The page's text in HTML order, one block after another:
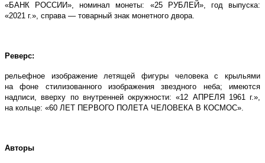
«БАНК РОССИИ», номинал монеты: «25 РУБЛЕЙ», год выпуска:
«2021 г.», справа — товарный знак монетного двора.
Реверс:
рельефное изображение летящей фигуры человека с крыльями
на фоне стилизованного изображения звездного неба; имеются
надписи, вверху по внутренней окружности: «12 АПРЕЛЯ 1961 г.»,
на кольце: «60 ЛЕТ ПЕРВОГО ПОЛЕТА ЧЕЛОВЕКА В КОСМОС».
Авторы